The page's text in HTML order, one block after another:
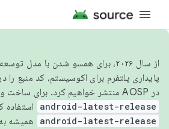
از سال ۲۰۲۶، برای همسو شدن با مدل
پایداری پلتفرم برای اکوسیستم، کد منبع
در AOSP منتشر خواهیم کرد. برای ساخت و مشارکت در AOSP،
android-latest-release
android-latest-release
همیشه